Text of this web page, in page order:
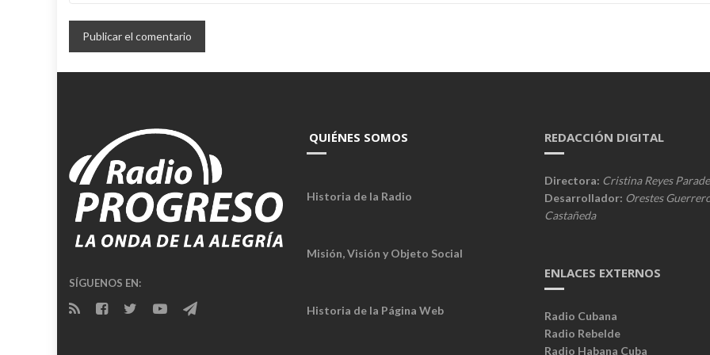
SÍGUENOS EN:
QUIÉNES SOMOS
Historia de la Radio
Misión, Visión y Objeto Social
Historia de la Página Web
REDACCIÓN DIGITAL
Directora: Cristina Reyes
Desarrollador: Orestes
Castañeda
ENLACES EXTERNOS
Radio Cubana
Radio Rebelde
Radio Habana Cuba